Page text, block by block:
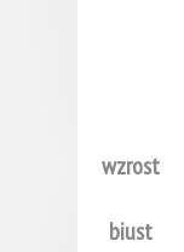
wzrost
biust